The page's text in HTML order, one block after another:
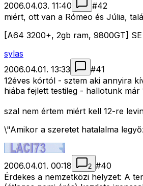
2006.04.03. 11:40 #42
miért, ott van a Rómeo és Júlia,
[A64 3200+, 2gb ram, 9800GT]
sylas
2006.04.01. 13:33
#41
12éves kórtól - sztem aki annyira
hiába fejlett testileg - hallotunk már
szal nem értem miért kell 12-re
\"Amikor a szeretet hatalalma
2006.04.01. 00:18 2 #40
Érdekes a nemzetközi helyzet: A